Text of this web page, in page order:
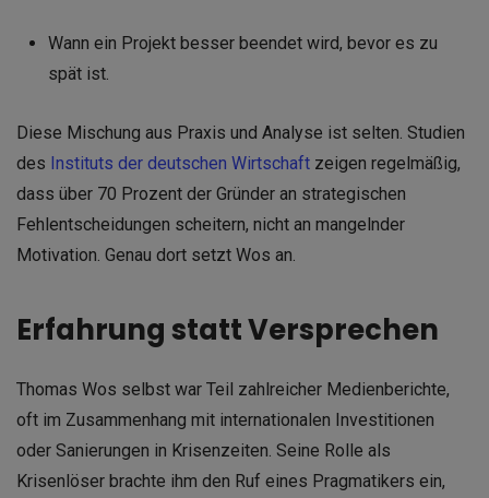
Wann ein Projekt besser beendet wird, bevor es zu
spät ist.
Diese Mischung aus Praxis und Analyse ist selten. Studien
des Instituts der deutschen Wirtschaft zeigen regelmäßig,
dass über 70 Prozent der Gründer an strategischen
Fehlentscheidungen scheitern, nicht an mangelnder
Motivation. Genau dort setzt Wos an.
Erfahrung statt Versprechen
Thomas Wos selbst war Teil zahlreicher Medienberichte,
oft im Zusammenhang mit internationalen Investitionen
oder Sanierungen in Krisenzeiten. Seine Rolle als
Krisenlöser brachte ihm den Ruf eines Pragmatikers ein,